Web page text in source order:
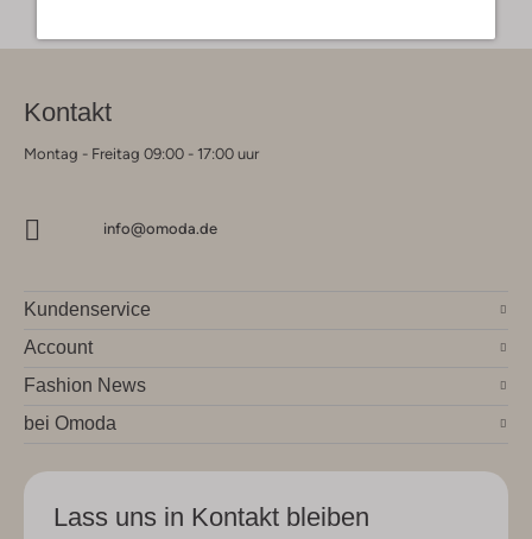
Kontakt
Montag - Freitag 09:00 - 17:00 uur
info@omoda.de
Kundenservice
Account
Fashion News
bei Omoda
Lass uns in Kontakt bleiben